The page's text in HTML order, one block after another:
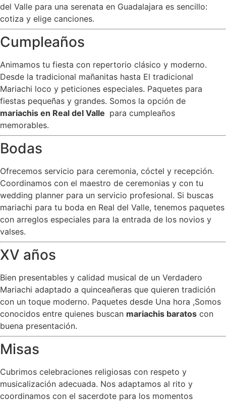
del Valle para una serenata en Guadalajara es sencillo:
cotiza y elige canciones.
Cumpleaños
Animamos tu fiesta con repertorio clásico y moderno.
Desde la tradicional mañanitas hasta El tradicional
Mariachi loco y peticiones especiales. Paquetes para
fiestas pequeñas y grandes. Somos la opción de
mariachis en Real del Valle para cumpleaños
memorables.
Bodas
Ofrecemos servicio para ceremonia, cóctel y recepción.
Coordinamos con el maestro de ceremonias y con tu
wedding planner para un servicio profesional. Si buscas
mariachi para tu boda en Real del Valle, tenemos paquetes
con arreglos especiales para la entrada de los novios y
valses.
XV años
Bien presentables y calidad musical de un Verdadero
Mariachi adaptado a quinceañeras que quieren tradición
con un toque moderno. Paquetes desde Una hora ,Somos
conocidos entre quienes buscan mariachis baratos con
buena presentación.
Misas
Cubrimos celebraciones religiosas con respeto y
musicalización adecuada. Nos adaptamos al rito y
coordinamos con el sacerdote para los momentos